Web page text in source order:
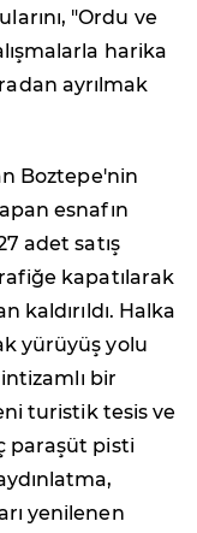
"Ordu ve
harika
ayrılmak
Boztepe'nin
esnafın
adet satış
kapatılarak
Halka
yürüyüş yolu
bir
turistik tesis ve
paraşüt pisti
yenilenen